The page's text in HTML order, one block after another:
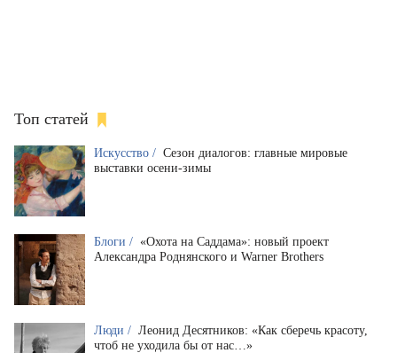
Топ статей
Искусство / Сезон диалогов: главные мировые
выставки осени-зимы
Блоги / «Охота на Саддама»: новый проект
Александра Роднянского и Warner Brothers
Люди / Леонид Десятников: «Как сберечь красоту,
чтоб не уходила бы от нас…»